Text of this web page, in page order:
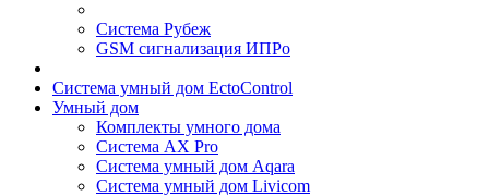
Система Рубеж
GSM сигнализация ИПРо
Система умный дом EctoControl
Умный дом
Комплекты умного дома
Система AX Pro
Система умный дом Aqara
Система умный дом Livicom